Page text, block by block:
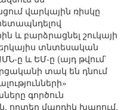
վարկային ռիսկը
և բարձրացնել շուկայի
տնտեսական
ը և ԵՄ-ը (այդ թվում`
տակ են դնում
գործուն
որտեղ մարդիկ խաղում,